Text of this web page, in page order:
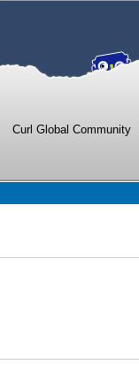
Curl Global Community